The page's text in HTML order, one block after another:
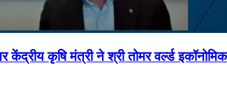
कृषि मंत्री ने श्री तोमर वर्ल्ड